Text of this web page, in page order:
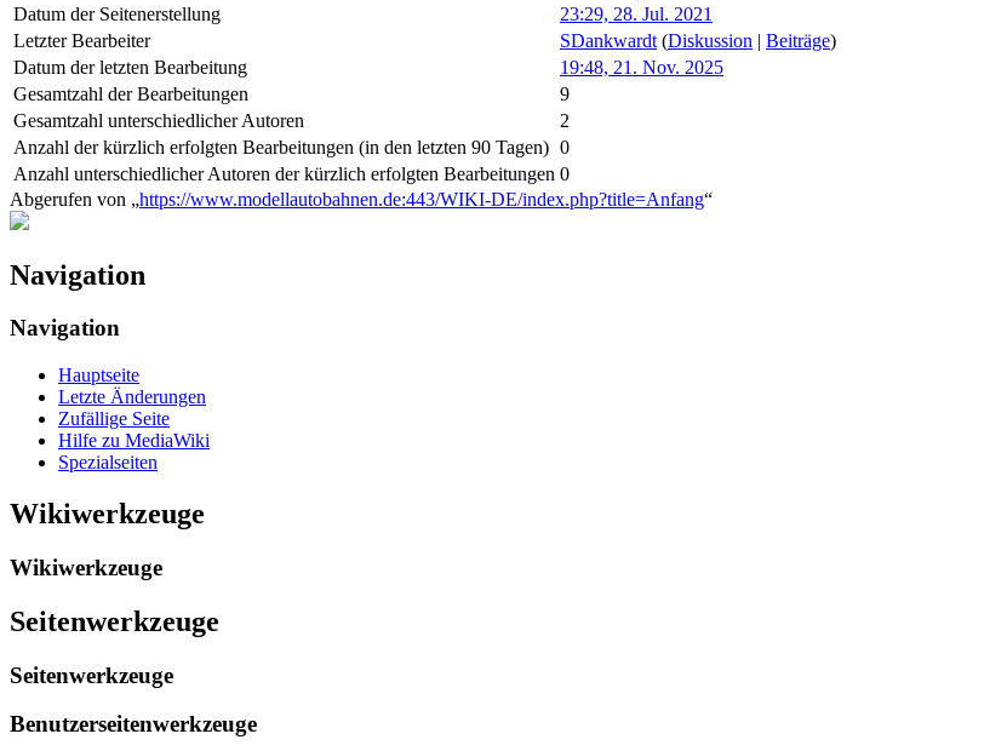
Datum der Seitenerstellung
23:29, 28. Jul. 2021
Letzter Bearbeiter
SDankwardt (Diskussion | Beiträge)
Datum der letzten Bearbeitung
19:48, 21. Nov. 2025
Gesamtzahl der Bearbeitungen
9
Gesamtzahl unterschiedlicher Autoren
2
Anzahl der kürzlich erfolgten Bearbeitungen (in den letzten 90 Tagen) 0
Anzahl unterschiedlicher Autoren der kürzlich erfolgten Bearbeitungen 0
Abgerufen von „https://www.modellautobahnen.de:443/WIKI-DE/index.php?title=Anfang“
Navigation
Navigation
Hauptseite
Letzte Änderungen
Zufällige Seite
Hilfe zu MediaWiki
Spezialseiten
Wikiwerkzeuge
Wikiwerkzeuge
Seitenwerkzeuge
Seitenwerkzeuge
Benutzerseitenwerkzeuge